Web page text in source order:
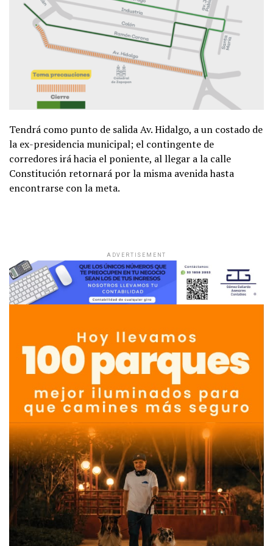
Tendrá como punto de salida Av. Hidalgo, a un costado de
la ex-presidencia municipal; el contingente de
corredores irá hacia el poniente, al llegar a la calle
Constitución retornará por la misma avenida hasta
encontrarse con la meta.
ADVERTISEMENT